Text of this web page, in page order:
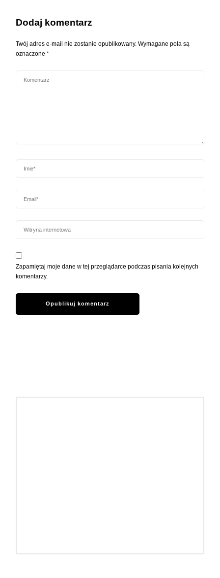
Dodaj komentarz
Twój adres e-mail nie zostanie opublikowany. Wymagane pola są
oznaczone *
Zapamiętaj moje dane w tej przeglądarce podczas pisania kolejnych
komentarzy.